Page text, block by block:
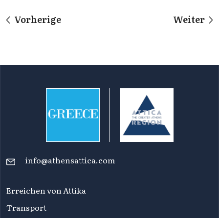
Vorherige Weiter
info@athensattica.com
Erreichen von Attika
Transport